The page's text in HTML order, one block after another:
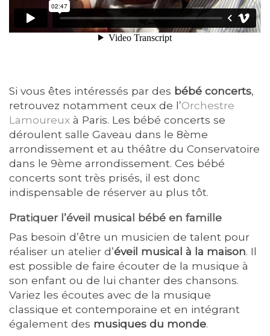
Si vous êtes intéressés par des bébé concerts,
retrouvez notamment ceux de l’Orchestre
Lamoureux à Paris. Les bébé concerts se
déroulent salle Gaveau dans le 8ème
arrondissement et au théâtre du Conservatoire
dans le 9ème arrondissement. Ces bébé
concerts sont très prisés, il est donc
indispensable de réserver au plus tôt.
Pratiquer l’éveil musical bébé en famille
Pas besoin d’être un musicien de talent pour
réaliser un atelier d’éveil musical à la maison. Il
est possible de faire écouter de la musique à
son enfant ou de lui chanter des chansons.
Variez les écoutes avec de la musique
classique et contemporaine et en intégrant
également des musiques du monde.